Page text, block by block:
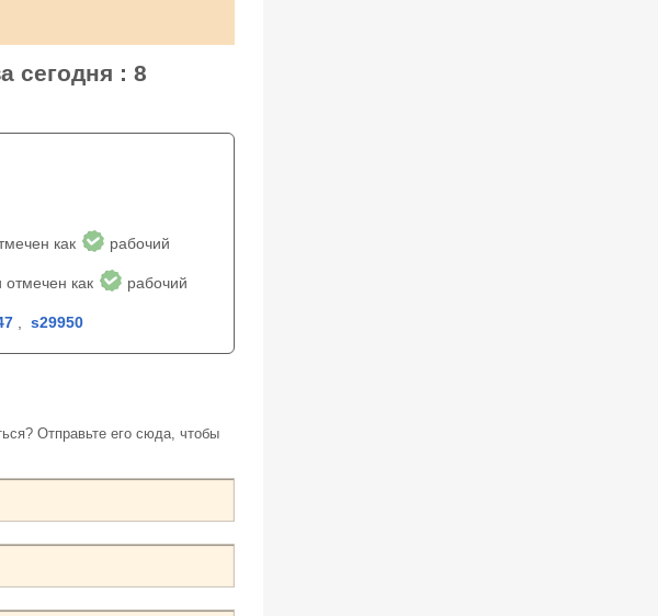
сегодня : 8
как рабочий
как рабочий
s29950
Отправьте его сюда, чтобы